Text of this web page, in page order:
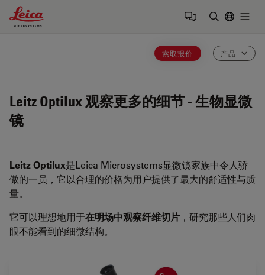
Leica Microsystems Logo
索取报价 产品
Leitz Optilux 观察更多的细节 - 生物显微
镜
Leitz Optilux是Leica Microsystems显微镜家族中令人骄
傲的一员，它以合理的价格为用户提供了最大的舒适性与质
量。
它可以理想地用于在明场中观察纤维切片 ，研究那些人们肉
眼不能看到的细微结构。